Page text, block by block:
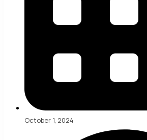
October 1, 2024